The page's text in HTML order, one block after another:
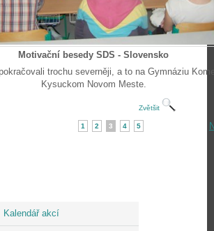
Kalendář akcí
Motivační besedy SDS - Slovensko
trochu severněji, a to na Gymnáziu
Kysuckom Novom Meste.
Zvětšit
1 2 3 4 5